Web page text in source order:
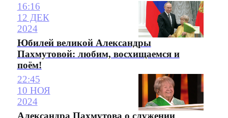
16:16
12 ДЕК
2024
Юбилей великой Александры
Пахмутовой: любим, восхищаемся и
поём!
22:45
10 НОЯ
2024
Александра Пахмутова о служении